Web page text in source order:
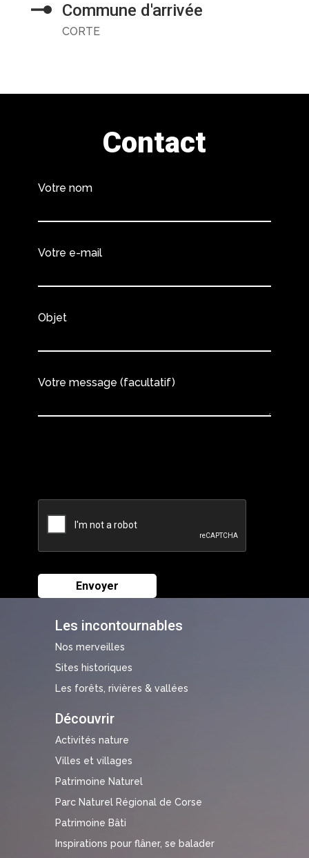
Commune d'arrivée
CORTE
Les incontournables
Nos merveilles
Sites historiques
Les forêts, rivières & vallées
Découvrir
Activités nature
Villes et villages
Patrimoine Naturel
Parc Naturel Régional de Corse
Patrimoine Bâti
Inspirations pour flâner, se balader
Contact
Votre nom
Votre e-mail
Objet
Votre message (facultatif)